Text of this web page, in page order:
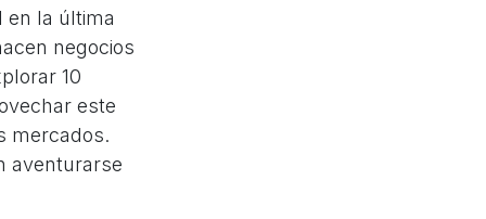
en la última
negocios
10
este
mercados.
aventurarse